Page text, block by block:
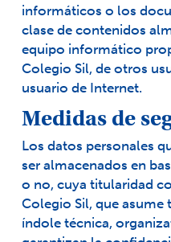
informáticos o los
clase de contenidos
equipo informático
Colegio Sil, de otros
usuario de Internet.
Medidas de
Los datos personales
ser almacenados en
o no, cuya titularidad
Colegio Sil, que asume
índole técnica,